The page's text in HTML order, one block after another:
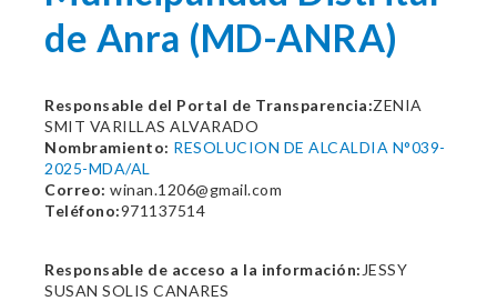
de Anra (MD-ANRA)
Responsable del Portal de Transparencia:ZENIA
SMIT VARILLAS ALVARADO
Nombramiento: RESOLUCION DE ALCALDIA N°039-
2025-MDA/AL
Correo: winan.1206@gmail.com
Teléfono:971137514
Responsable de acceso a la información: JESSY
SUSAN SOLIS CANARES